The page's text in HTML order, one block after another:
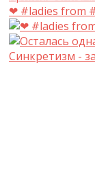
❤ #ladies from
Синкретизм -